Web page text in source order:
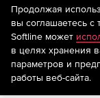
На
рекомендательные
предоставления
систематизации и
предпочтениям
находящихся на
Продолжая
вы соглашаетесь с
Softline может
в целях хранения
параметров и
работы веб-сайта.